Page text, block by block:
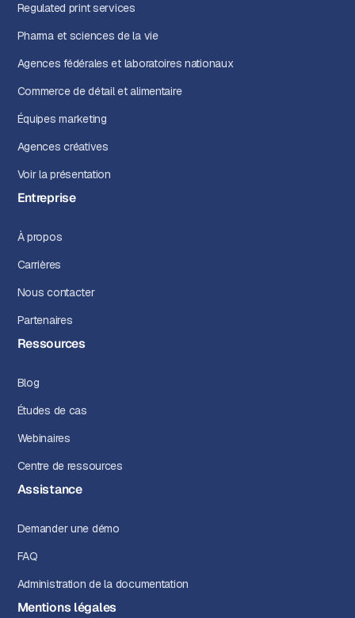
Regulated print services
Pharma et sciences de la vie
Agences fédérales et laboratoires nationaux
Commerce de détail et alimentaire
Équipes marketing
Agences créatives
Voir la présentation
Entreprise
À propos
Carrières
Nous contacter
Partenaires
Ressources
Blog
Études de cas
Webinaires
Centre de ressources
Assistance
Demander une démo
FAQ
Administration de la documentation
Mentions légales